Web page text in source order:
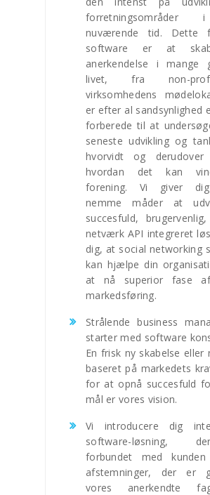
nuværende tid. Dette
software er at
anerkendelse i mange
livet, fra non-
virksomhedens
er efter al sandsynlighed
forberede til at
seneste udvikling og
hvorvidt og derudover
hvordan det kan
forening. Vi giver
nemme måder at
succesfuld,
netværk API integreret
dig, at social networking
kan hjælpe din
at nå superior fase
markedsføring.
Strålende business
starter med software
En frisk ny skabelse eller
baseret på markedets
for at opnå succesfuld
mål er vores vision.
Vi introducere dig
software-løsning,
forbundet med kunden
afstemninger, der er
vores anerkendte